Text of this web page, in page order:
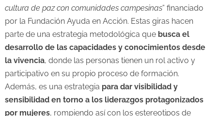
cultura de paz con comunidades campesinas” financiado
por la Fundación Ayuda en Acción. Estas giras hacen
parte de una estrategia metodológica que busca el
desarrollo de las capacidades y conocimientos desde
la vivencia, donde las personas tienen un rol activo y
participativo en su propio proceso de formación.
Además, es una estrategia para dar visibilidad y
sensibilidad en torno a los liderazgos protagonizados
por mujeres, rompiendo así con los estereotipos de